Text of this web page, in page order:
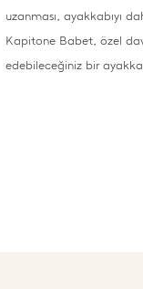
uzanması, ayakkabıyı
Kapitone Babet, özel
edebileceğiniz bir